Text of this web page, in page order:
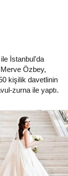
İstanbul'da
Özbey,
kişilik davetlinin
zurna ile yaptı.